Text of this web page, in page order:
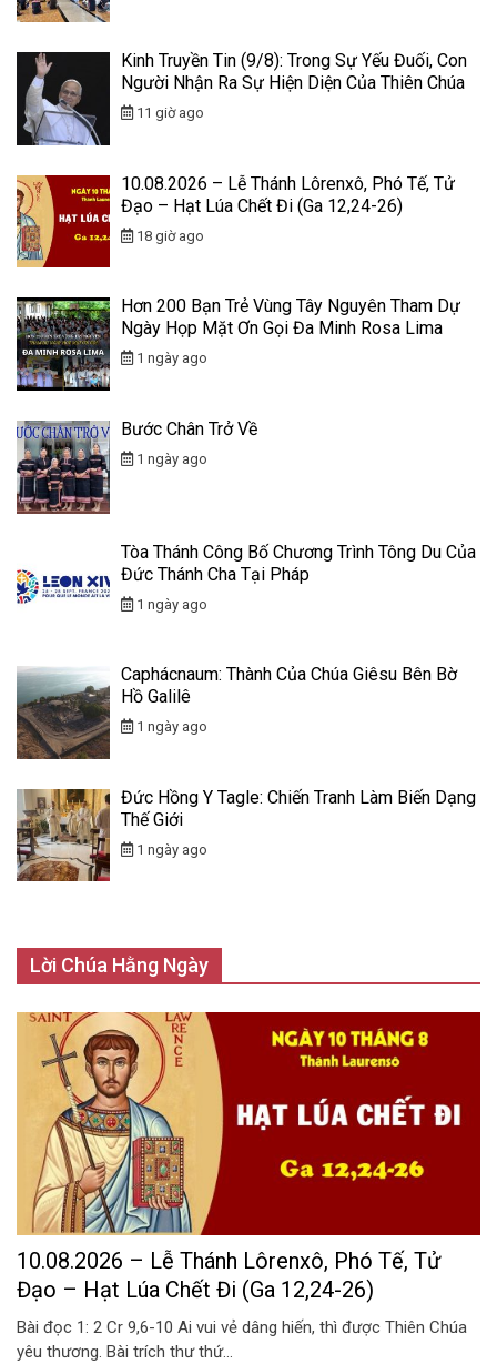
Kinh Truyền Tin (9/8): Trong Sự Yếu Đuối, Con
Người Nhận Ra Sự Hiện Diện Của Thiên Chúa
11 giờ ago
10.08.2026 – Lễ Thánh Lôrenxô, Phó Tế, Tử
Đạo – Hạt Lúa Chết Đi (Ga 12,24-26)
18 giờ ago
Hơn 200 Bạn Trẻ Vùng Tây Nguyên Tham Dự
Ngày Họp Mặt Ơn Gọi Đa Minh Rosa Lima
1 ngày ago
Bước Chân Trở Về
1 ngày ago
Tòa Thánh Công Bố Chương Trình Tông Du Của
Đức Thánh Cha Tại Pháp
1 ngày ago
Caphácnaum: Thành Của Chúa Giêsu Bên Bờ
Hồ Galilê
1 ngày ago
Đức Hồng Y Tagle: Chiến Tranh Làm Biến Dạng
Thế Giới
1 ngày ago
Lời Chúa Hằng Ngày
10.08.2026 – Lễ Thánh Lôrenxô, Phó Tế, Tử
Đạo – Hạt Lúa Chết Đi (Ga 12,24-26)
Bài đọc 1: 2 Cr 9,6-10 Ai vui vẻ dâng hiến, thì được Thiên Chúa
yêu thương. Bài trích thư thứ...